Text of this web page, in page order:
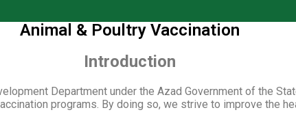
Animal & Poultry Vaccination
Introduction
Department under the Azad Government of the
programs. By doing so, we strive to improve the